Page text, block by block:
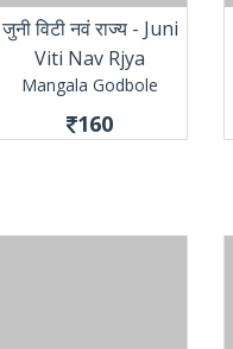
जुनी विटी नवं राज्य - Juni
Viti Nav Rjya
Mangala Godbole
160